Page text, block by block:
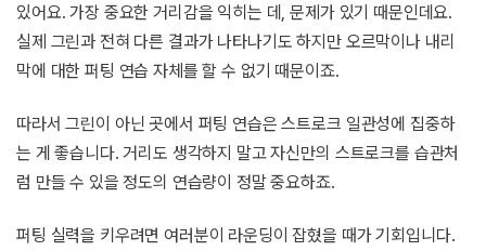
있어요. 가장 중요한 거리감을 익히는 데, 문제가 있기 때문인데요.
실제 그린과 전혀 다른 결과가 나타나기도 하지만 오르막이나 내리
막에 대한 퍼팅 연습 자체를 할 수 없기 때문이죠.
따라서 그린이 아닌 곳에서 퍼팅 연습은 스트로크 일관성에 집중하
는 게 좋습니다. 거리도 생각하지 말고 자신만의 스트로크를 습관처
럼 만들 수 있을 정도의 연습량이 정말 중요하죠.
퍼팅 실력을 키우려면 여러분이 라운딩이 잡혔을 때가 기회입니다.